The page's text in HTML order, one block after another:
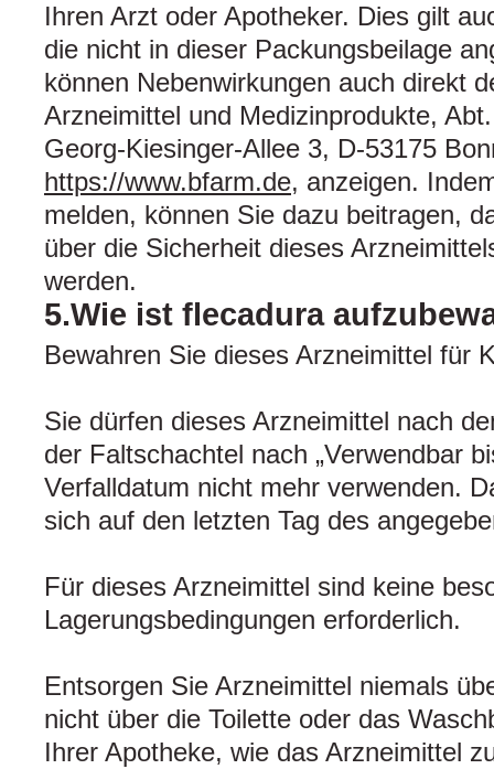
Ihren Arzt oder Apotheker. Dies gilt
die nicht in dieser Packungsbeilage
können Nebenwirkungen auch direkt
Arzneimittel und Medizinprodukte,
Georg-Kiesinger-Allee 3, D-53175
https://www.bfarm.de, anzeigen.
melden, können Sie dazu beitragen,
über die Sicherheit dieses
werden.
5.Wie ist flecadura
Bewahren Sie dieses Arzneimittel für
Sie dürfen dieses Arzneimittel nach
der Faltschachtel nach „Verwendbar
Verfalldatum nicht mehr verwenden.
sich auf den letzten Tag des
Für dieses Arzneimittel sind keine
Lagerungsbedingungen erforderlich.
Entsorgen Sie Arzneimittel niemals
nicht über die Toilette oder das
Ihrer Apotheke, wie das Arzneimittel